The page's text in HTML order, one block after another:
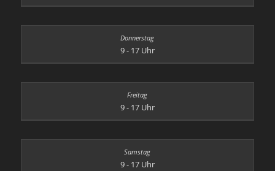
9 - 17 Uhr
9 - 17 Uhr
9 - 17 Uhr